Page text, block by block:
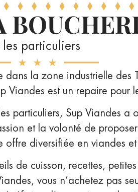
les particuliers
dans la zone industrielle
Viandes est un repaire pour
particuliers, Sup Viandes
et la volonté de
offre diversifiée en viandes
de cuisson, recettes,
vous n’achetez pas